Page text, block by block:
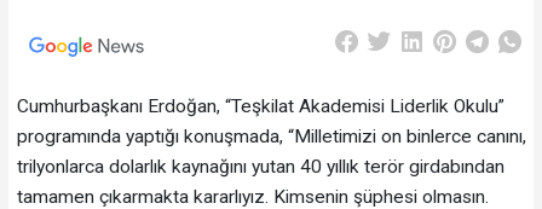
Cumhurbaşkanı Erdoğan, “Teşkilat Akademisi Liderlik Okulu”
programında yaptığı konuşmada, “Milletimizi on binlerce canını,
trilyonlarca dolarlık kaynağını yutan 40 yıllık terör girdabından
tamamen çıkarmakta kararlıyız. Kimsenin şüphesi olmasın.